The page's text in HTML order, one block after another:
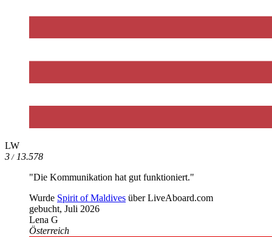
LW
3/13.578
"Die Kommunikation hat gut funktioniert."
Wurde Spirit of Maldives über LiveAboard.com
gebucht, Juli 2026
Lena G
Österreich